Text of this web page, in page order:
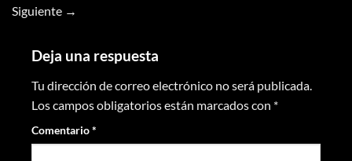
Siguiente →
Deja una respuesta
Tu dirección de correo electrónico no será publicada.
Los campos obligatorios están marcados con *
Comentario*